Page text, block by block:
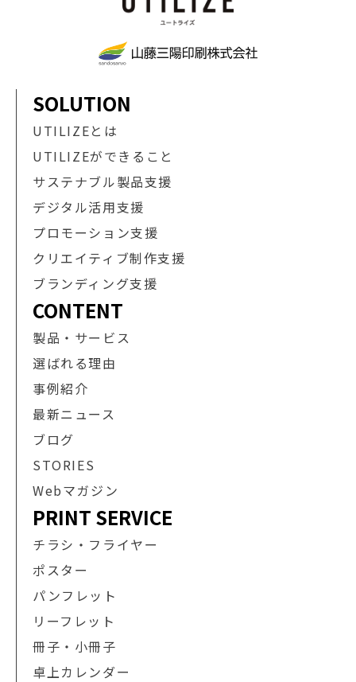
SOLUTION
UTILIZEとは
UTILIZEができること
サステナブル製品支援
デジタル活用支援
プロモーション支援
クリエイティブ制作支援
ブランディング支援
CONTENT
製品・サービス
選ばれる理由
事例紹介
最新ニュース
ブログ
STORIES
Webマガジン
PRINT SERVICE
チラシ・フライヤー
ポスター
パンフレット
リーフレット
冊子・小冊子
卓上カレンダー